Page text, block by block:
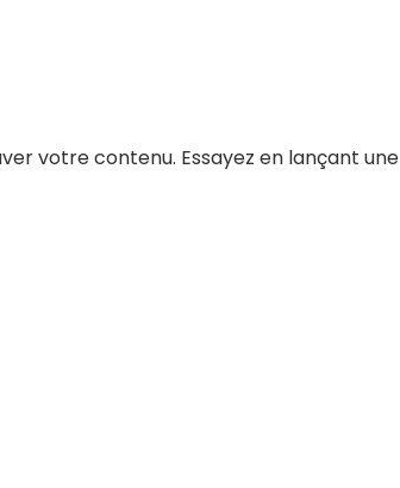
votre contenu. Essayez en lançant une